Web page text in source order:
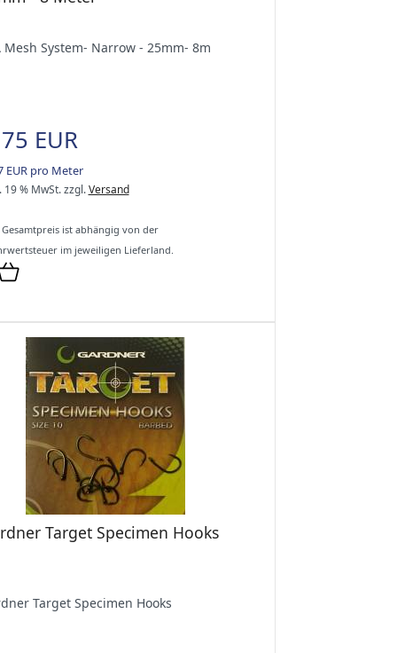
Mesh System- Narrow - 25mm- 8m
EUR
EUR pro Meter
19 % MwSt.zzgl.Versand
ist abhängig von der
im jeweiligen Lieferland.
Target Specimen Hooks
Target Specimen Hooks